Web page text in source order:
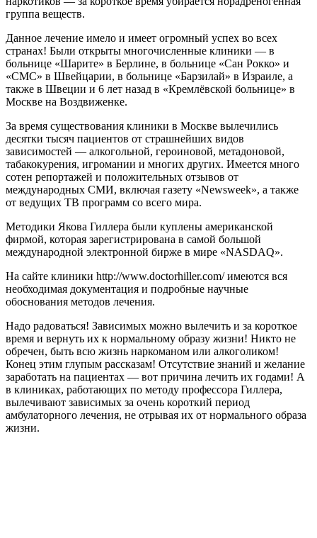
группа веществ.
Данное лечение имело и имеет огромный успех во всех
странах! Были открыты многочисленные клиники — в
больнице «Шарите» в Берлине, в больнице «Сан Рокко» и
«CMC» в Швейцарии, в больнице «Барзилай» в Израиле, а
также в Швеции и 6 лет назад в «Кремлёвской больнице» в
Москве на Воздвиженке.
За время существования клиники в Москве вылечились
десятки тысяч пациентов от страшнейших видов
зависимостей — алкогольной, героиновой, метадоновой,
табакокурения, игромании и многих других. Имеется много
сотен репортажей и положительных отзывов от
международных СМИ, включая газету «Newsweek», а также
от ведущих ТВ программ со всего мира.
Методики Якова Гиллера были куплены американской
фирмой, которая зарегистрирована в самой большой
международной электронной бирже в мире «NASDAQ».
На сайте клиники http://www.doctorhiller.com/ имеются вся
необходимая документация и подробные научные
обоснования методов лечения.
Надо радоваться! Зависимых можно вылечить и за короткое
время и вернуть их к нормальному образу жизни! Никто не
обречен, быть всю жизнь наркоманом или алкоголиком!
Конец этим глупым рассказам! Отсутствие знаний и желание
заработать на пациентах — вот причина лечить их годами! А
в клиниках, работающих по методу профессора Гиллера,
вылечивают зависимых за очень короткий период
амбулаторного лечения, не отрывая их от нормального образа
жизни.